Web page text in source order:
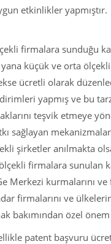
etkinlikler yapmıştır.
firmalara sunduğu
küçük ve orta
ücretli olarak
yapmış ve bu
teşvik etmeye
sağlayan
şirketler anılmakta
firmalara sunulan
Merkezi kurmalarını
firmalarını ve
bakımından özel
patent başvuru